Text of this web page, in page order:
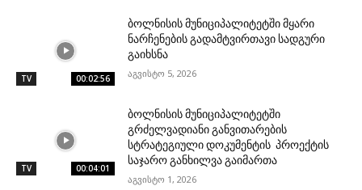
TV 00:02:56
ბოლნისის მუნიციპალიტეტში მყარი
ნარჩენების გადამტვირთავი სადგური
გაიხსნა
აგვისტო 5, 2026
TV 00:04:01
ბოლნისის მუნიციპალიტეტში
გრძელვადიანი განვითარების
სტრატეგიული დოკუმენტის პროექტის
საჯარო განხილვა გაიმართა
აგვისტო 1, 2026